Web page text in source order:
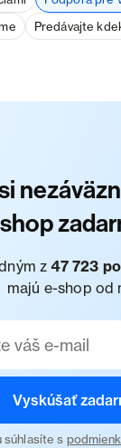
Predávajte
shop
z47 723
majú e-shop od
Vyskúšať
súhlasíte s